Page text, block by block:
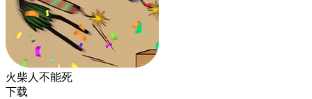
火柴人不能死
下载